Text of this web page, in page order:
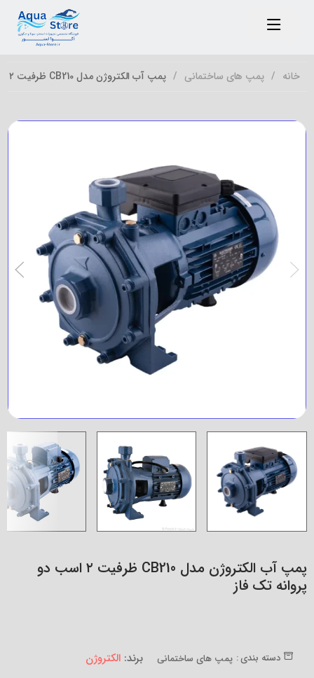
خانه پمپ های ساختمانی پمپ آب الکتروژن مدل CB210 ظرفیت ۲ اسب دو پروانه تک فاز
پمپ آب الکتروژن مدل CB210 ظرفیت ۲ اسب دو
پروانه تک فاز
دسته بندی : پمپ های ساختمانی برند:الکتروژن